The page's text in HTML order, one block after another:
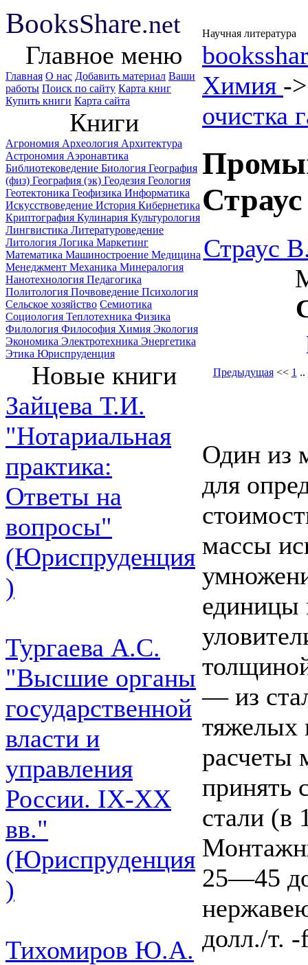
BooksShare.net Научная литература
Главное меню
Главная О нас Добавить материал Ваши
работы Поиск по сайту Карта книг
Купить книги Карта сайта
Книги
Агрономия Археология Архитектура
Астрономия Аэронавтика
Библиотековедение Биология География
(физ) География (эк) Геодезия Геология
Геотектоника Геофизика Информатика
Искусствоведение История Кибернетика
Криптография Кулинария Культурология
Лингвистика Литературоведение
Литология Логика Маркетинг
Математика Машиностроение Медицина
Менеджмент Механика Минералогия
Нанотехнология Педагогика
Политология Почвоведение Психология
Сельское хозяйство Семиотика
Социология Теплотехника Физика
Филология Философия Химия Экология
Экономика Электротехника Энергетика
Этика Юриспруденция
Новые книги
Зайцева Т.И.
"Нотариальная
практика:
Ответы на
вопросы"
(Юриспруденция
)
Тургаева А.С.
"Высшие органы
государственной
власти и
управления
России. IХ-ХХ
вв."
(Юриспруденция
)
Тихомиров Ю.А.
Химия -
очистка
Страус
Предыдущая<< 1 ..
Один из
для
массы
единицы
— из
тяжелых
расчеты
принять
стали (в
25—45
долл./т.